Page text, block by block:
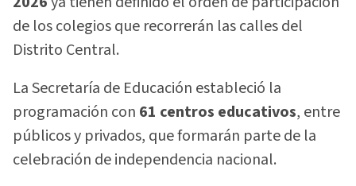
de los colegios que recorrerán las calles del
Distrito Central.
La Secretaría de Educación estableció la
programación con 61 centros educativos, entre
públicos y privados, que formarán parte de la
celebración de independencia nacional.